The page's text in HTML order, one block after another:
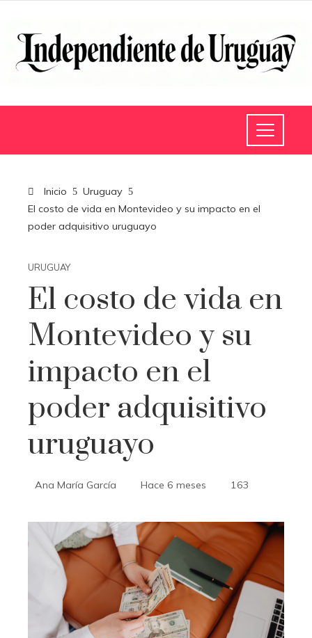
Inicio
Uruguay
El costo de vida en Montevideo y su impacto en el
poder adquisitivo uruguayo
URUGUAY
El costo de vida en
Montevideo y su
impacto en el
poder adquisitivo
uruguayo
Ana María García Hace 6 meses 163